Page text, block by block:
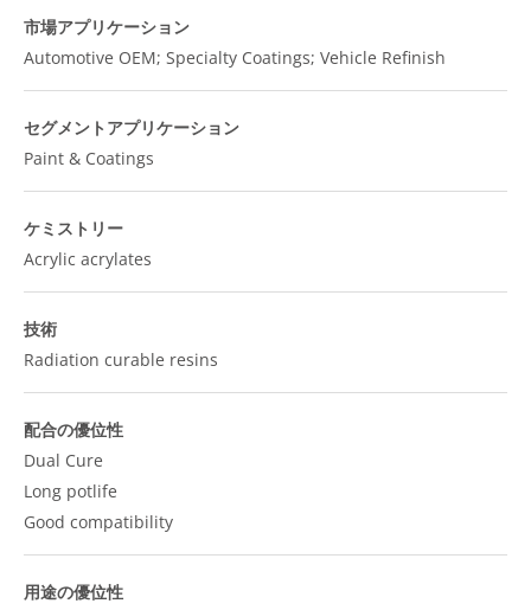
市場アプリケーション
Automotive OEM; Specialty Coatings; Vehicle Refinish
セグメントアプリケーション
Paint & Coatings
ケミストリー
Acrylic acrylates
技術
Radiation curable resins
配合の優位性
Dual Cure
Long potlife
Good compatibility
用途の優位性